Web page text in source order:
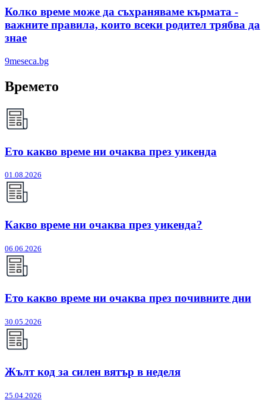
Колко време може да съхраняваме кърмата -
важните правила, които всеки родител трябва да
знае
9meseca.bg
Времето
Ето какво време ни очаква през уикенда
01.08.2026
Какво време ни очаква през уикенда?
06.06.2026
Ето какво време ни очаква през почивните дни
30.05.2026
Жълт код за силен вятър в неделя
25.04.2026